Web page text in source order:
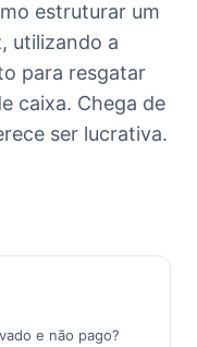
estruturar um
utilizando a
para resgatar
caixa. Chega de
ser lucrativa.
e não pago?